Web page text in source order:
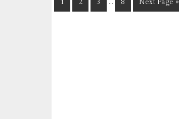
1 2 3 … 8 Next Page »